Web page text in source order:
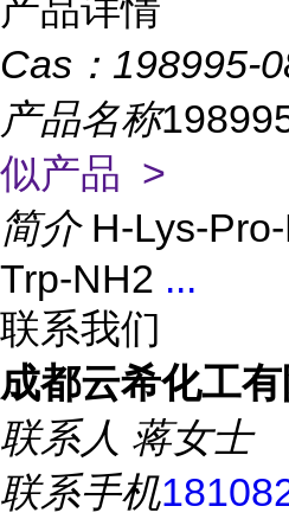
产品详情
Cas： 198995-
产品名称
似产品 >
简介 H-Lys-
Trp-NH2 ...
联系我们
成都云希化工有
联系人 蒋女士
联系手机